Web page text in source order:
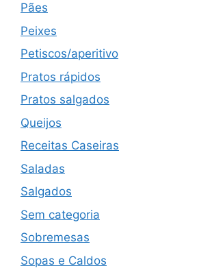
Pães
Peixes
Petiscos/aperitivo
Pratos rápidos
Pratos salgados
Queijos
Receitas Caseiras
Saladas
Salgados
Sem categoria
Sobremesas
Sopas e Caldos